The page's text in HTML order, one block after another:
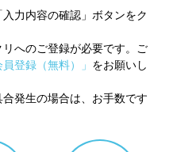
力内容の確認」ボタンをク
へのご登録が必要です。ご
員登録（無料）」 をお願いし
発生の場合は、お手数です